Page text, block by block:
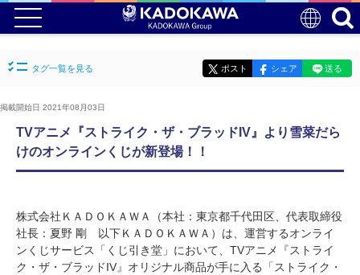
タグ一覧を見る ポスト シェア 送る
掲載開始日 2021年08月03日
TVアニメ『ストライク・ザ・ブラッドIV』より雪菜だら
けのオンラインくじが新登場！！
株式会社ＫＡＤＯＫＡＷＡ（本社：東京都千代田区、代表取締役
社長：夏野 剛 以下ＫＡＤＯＫＡＷＡ）は、運営するオンライ
ンくじサービス「くじ引き堂」において、TVアニメ『ストライ
ク・ザ・ブラッドIV』オリジナル商品が手に入る「ストライク・